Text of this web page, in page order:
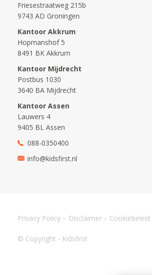
Friesestraatweg 215b
9743 AD Groningen
Kantoor Akkrum
Hopmanshof 5
8491 BK Akkrum
Kantoor Mijdrecht
Postbus 1030
3640 BA Mijdrecht
Kantoor Assen
Lauwers 4
9405 BL Assen
088-0350400
info@kidsfirst.nl
© Copyright - Kidsfirst
Privacy Policy – Disclaimer – Cookiebeleid